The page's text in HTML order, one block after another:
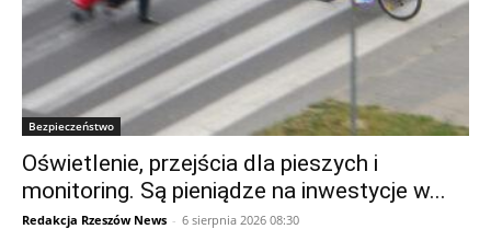
Bezpieczeństwo
Oświetlenie, przejścia dla pieszych i
monitoring. Są pieniądze na inwestycje w...
Redakcja Rzeszów News - 6 sierpnia 2026 08:30